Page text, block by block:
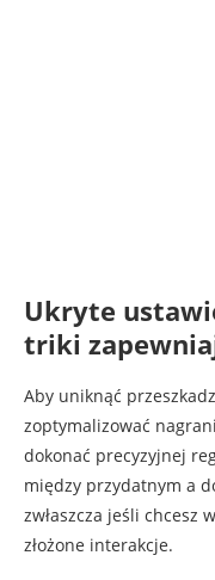
Ukryte
triki
Aby uniknąć
zoptymalizować
dokonać precyzyjnej
między przydatnym a
zwłaszcza jeśli chcesz
złożone interakcje.